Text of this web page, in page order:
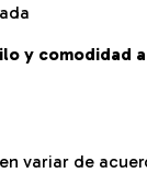
y comodidad
variar de